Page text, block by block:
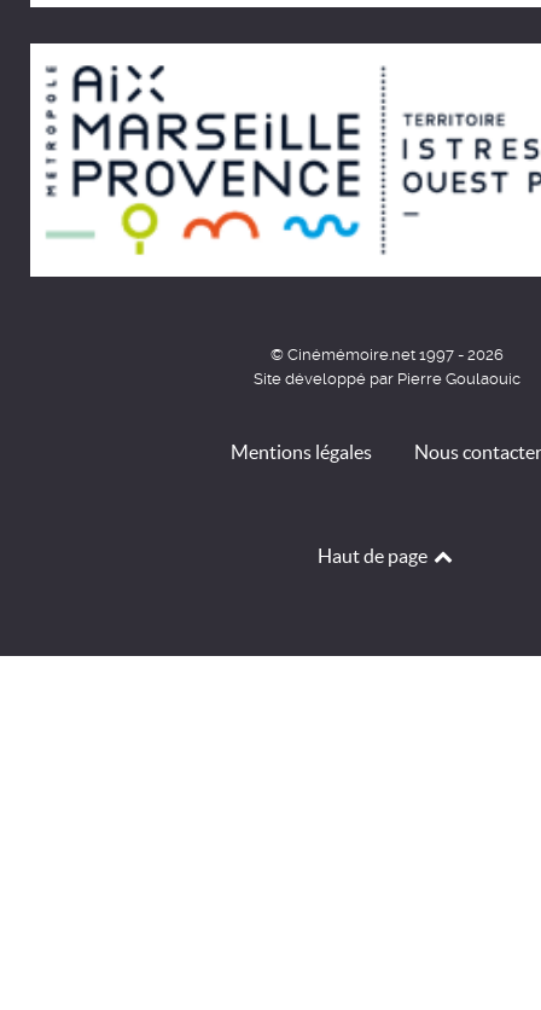
© Cinémémoire.net 1997 - 2026
Site développé par Pierre Goulaouic
Mentions légales Nous contacter
Haut de page